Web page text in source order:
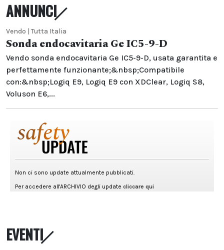
ANNUNCI
Vendo | Tutta Italia
Sonda endocavitaria Ge IC5-9-D
Vendo sonda endocavitaria Ge IC5-9-D, usata garantita e
perfettamente funzionante;&nbsp;Compatibile
con:&nbsp;Logiq E9, Logiq E9 con XDClear, Logiq S8,
Voluson E6,...
EVENTI